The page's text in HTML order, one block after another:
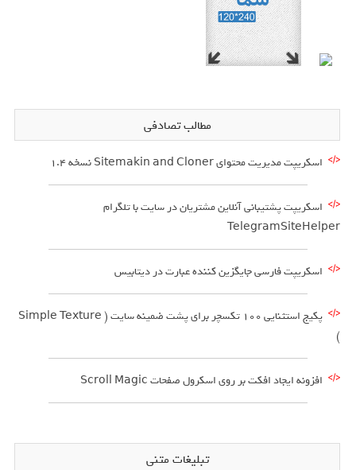
مطالب تصادفی
اسکریپت مدیریت محتوای Sitemakin and Cloner نسخه 1.4
اسکریپت پشتیبانی آنلاین مشتریان در سایت با تلگرام
TelegramSiteHelper
اسکریپت فارسی جایگزین کننده عبارت در دیتابیس
پکیج استثنایی 100 تکسچر برای پشت ضمینه سایت ( Simple Texture
)
افزونه ایجاد افکت بر روی اسکرول صفحات Scroll Magic
تبلیغات متنی